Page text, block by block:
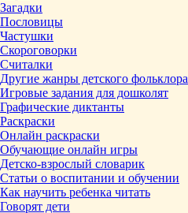
Загадки
Пословицы
Частушки
Скороговорки
Считалки
Другие жанры детского фольклора
Игровые задания для дошколят
Графические диктанты
Раскраски
Онлайн раскраски
Обучающие онлайн игры
Детско-взрослый словарик
Статьи о воспитании и обучении
Как научить ребенка читать
Говорят дети